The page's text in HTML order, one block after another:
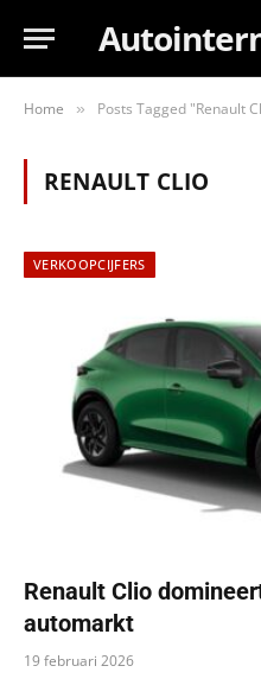
Home » Posts Tagged "Renault
RENAULT CLIO
VERKOOPCIJFERS
Renault Clio
automarkt
19 februari 2026